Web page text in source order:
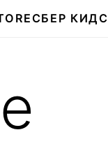
СБЕР КИДС